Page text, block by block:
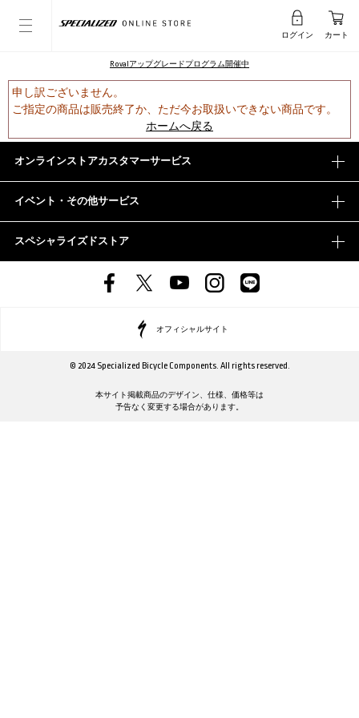
ログイン カート
Rovalアップグレードプログラム開催中
申し訳ございません。
ご指定の商品は販売終了か、ただ今お取扱いできない商品です。
ホームへ戻る
オンラインストアカスタマーサービス
イベント・その他サービス
スペシャライズドストア
オフィシャルサイト
© 2024 Specialized Bicycle Components. All rights reserved.
本サイト掲載商品のデザイン、仕様、価格等は
予告なく変更する場合があります。